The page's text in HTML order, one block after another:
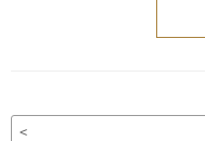
投稿ナビゲーション